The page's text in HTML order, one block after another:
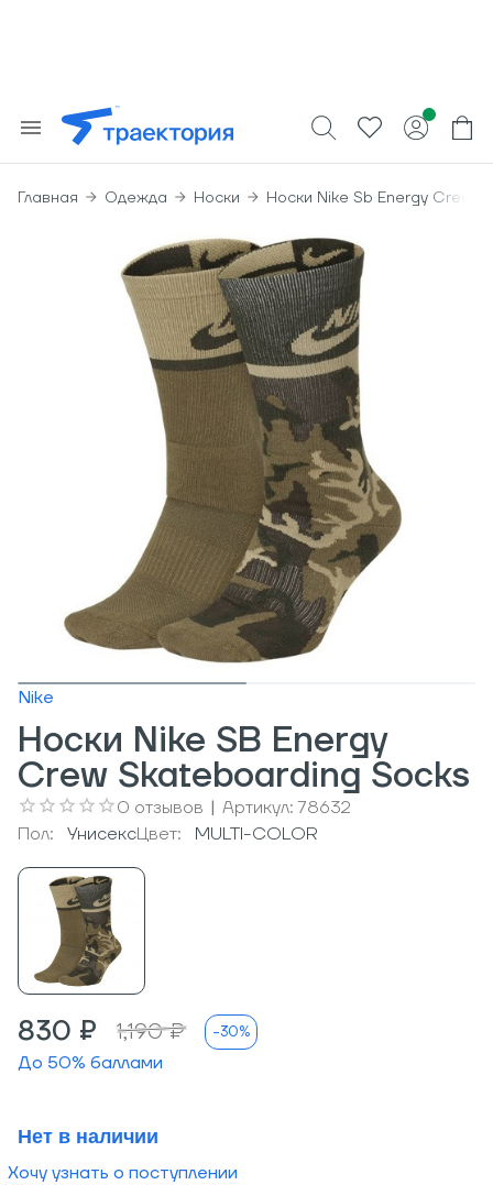
Главная Одежда Носки Носки Nike Sb Energy Crew
Nike
Носки Nike SB Energy
Crew Skateboarding Socks
0 отзывов | Артикул:78632
Пол:
УнисексЦвет: MULTI-COLOR
830 ₽ 1,190 ₽ -30%
До 50% баллами
Нет в наличии
Хочу узнать о поступлении